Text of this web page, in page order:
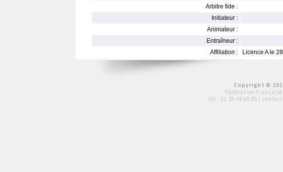
Arbitre fide :
Initiateur :
Animateur :
Entraîneur :
Affiliation :
Licence A le
Copyright ©
Fédération Française
tél : 01 39 44 65 80 |